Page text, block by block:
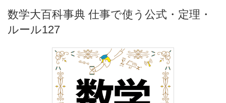
数学大百科事典 仕事で使う公式・定理・
ルール127